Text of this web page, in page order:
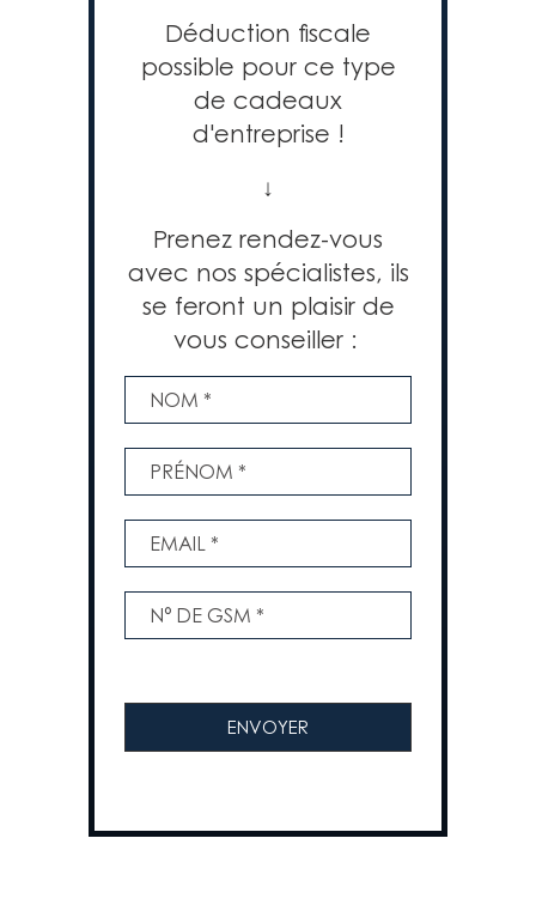
Déduction fiscale
possible pour ce type
de cadeaux
d'entreprise !
↓
Prenez rendez-vous
avec nos spécialistes, ils
se feront un plaisir de
vous conseiller :